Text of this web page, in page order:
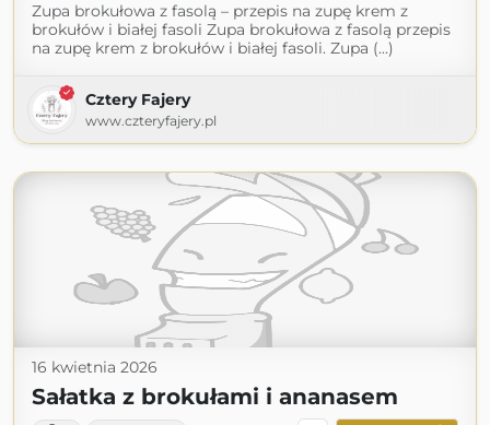
Zupa brokułowa z fasolą – przepis na zupę krem z
brokułów i białej fasoli Zupa brokułowa z fasolą przepis
na zupę krem z brokułów i białej fasoli. Zupa (...)
Cztery Fajery
www.czteryfajery.pl
16 kwietnia 2026
Sałatka z brokułami i ananasem